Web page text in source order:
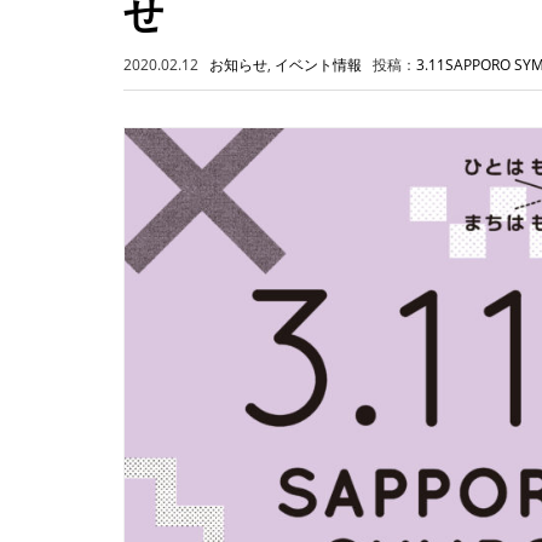
せ
2020.02.12 お知らせ, イベント情報 投稿： 3.11SAPPORO